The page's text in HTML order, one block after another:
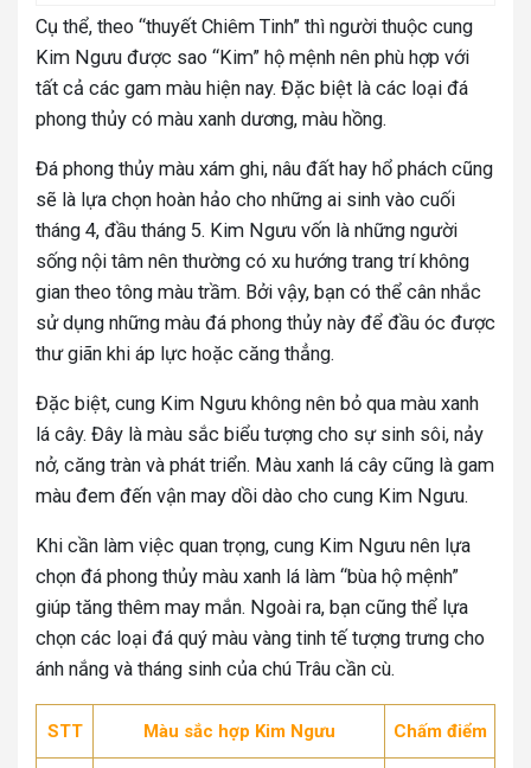
Cụ thể, theo “thuyết Chiêm Tinh” thì người thuộc cung
Kim Ngưu được sao “Kim” hộ mệnh nên phù hợp với
tất cả các gam màu hiện nay. Đặc biệt là các loại đá
phong thủy có màu xanh dương, màu hồng.
Đá phong thủy màu xám ghi, nâu đất hay hổ phách cũng
sẽ là lựa chọn hoàn hảo cho những ai sinh vào cuối
tháng 4, đầu tháng 5. Kim Ngưu vốn là những người
sống nội tâm nên thường có xu hướng trang trí không
gian theo tông màu trầm. Bởi vậy, bạn có thể cân nhắc
sử dụng những màu đá phong thủy này để đầu óc được
thư giãn khi áp lực hoặc căng thẳng.
Đặc biệt, cung Kim Ngưu không nên bỏ qua màu xanh
lá cây. Đây là màu sắc biểu tượng cho sự sinh sôi, nảy
nở, căng tràn và phát triển. Màu xanh lá cây cũng là gam
màu đem đến vận may dồi dào cho cung Kim Ngưu.
Khi cần làm việc quan trọng, cung Kim Ngưu nên lựa
chọn đá phong thủy màu xanh lá làm “bùa hộ mệnh”
giúp tăng thêm may mắn. Ngoài ra, bạn cũng thể lựa
chọn các loại đá quý màu vàng tinh tế tượng trưng cho
ánh nắng và tháng sinh của chú Trâu cần cù.
STT Màu sắc hợp Kim Ngưu Chấm điểm